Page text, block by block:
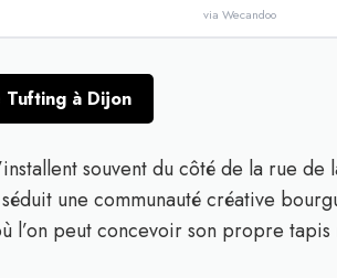
via Wecandoo
Tufting à Dijon
souvent du côté de la rue
une communauté créative
l’on peut concevoir son propre